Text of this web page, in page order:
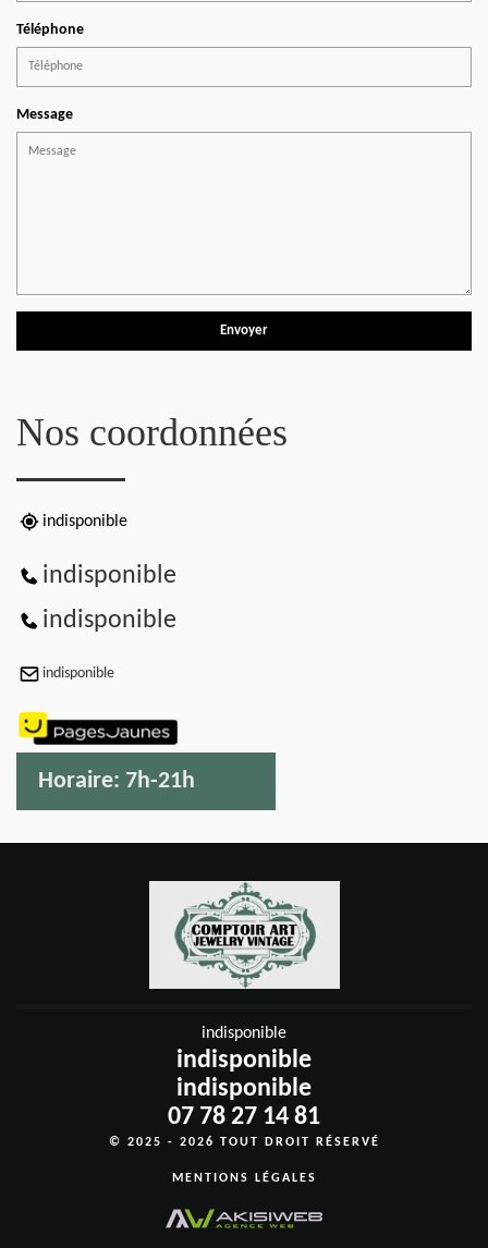
Téléphone
Message
Nos coordonnées
indisponible
indisponible
indisponible
indisponible
Horaire: 7h-21h
indisponible
indisponible
indisponible
07 78 27 14 81
© 2025 - 2026 TOUT DROIT RÉSERVÉ
MENTIONS LÉGALES